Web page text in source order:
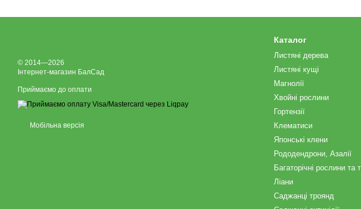
© 2014—2026
Інтернет-магазин БалСад
Приймаємо до оплати
Мобільна версія
Каталог
Листяні дерева
Листяні кущі
Магнолії
Хвойні рослини
Гортензії
Клематиси
Японські клени
Рододендрони, Азалії
Багаторічні рослини та
Ліани
Саджанці троянд